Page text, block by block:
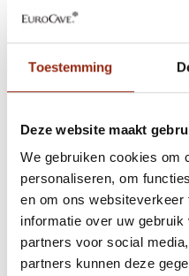
Toestemming
Deze website maakt
We gebruiken cookies om
personaliseren, om
en om ons
informatie over uw
partners voor social
partners kunnen deze